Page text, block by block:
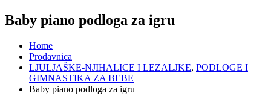
Baby piano podloga za igru
Home
Prodavnica
LJULJAŠKE-NJIHALICE I LEZALJKE, PODLOGE I
GIMNASTIKA ZA BEBE
Baby piano podloga za igru